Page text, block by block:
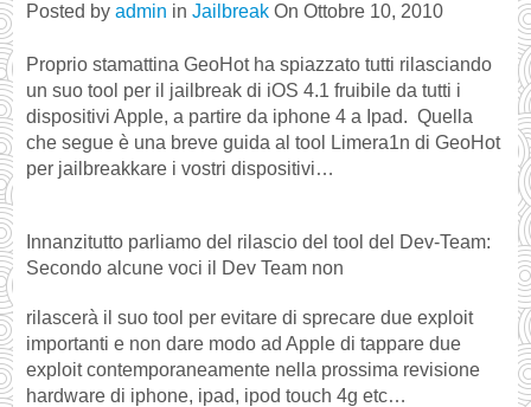
Posted byadmin inJailbreak On Ottobre 10, 2010
Proprio stamattina GeoHot ha spiazzato tutti rilasciando
un suo tool per il jailbreak di iOS 4.1 fruibile da tutti i
dispositivi Apple, a partire da iphone 4 a Ipad. Quella
che segue è una breve guida al tool Limera1n di GeoHot
per jailbreakkare i vostri dispositivi…
Innanzitutto parliamo del rilascio del tool del Dev-Team:
Secondo alcune voci il Dev Team non
rilascerà il suo tool per evitare di sprecare due exploit
importanti e non dare modo ad Apple di tappare due
exploit contemporaneamente nella prossima revisione
hardware di iphone, ipad, ipod touch 4g etc…